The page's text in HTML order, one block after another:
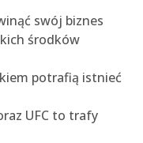
swój biznes
środków
potrafią istnieć
UFC to trafy